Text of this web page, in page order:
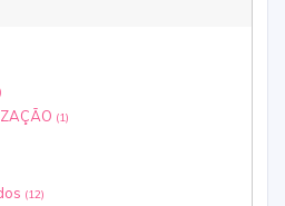
(1)
(12)